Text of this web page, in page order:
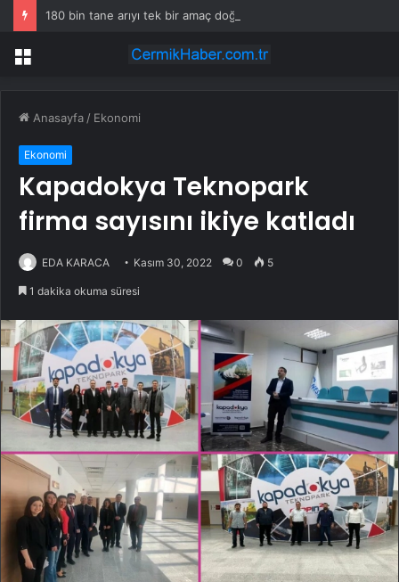
180 bin tane arıyı tek bir amaç doğaya saldılar
Menü
Anasayfa / Ekonomi
Ekonomi
Kapadokya Teknopark
firma sayısını ikiye katladı
EDA KARACA Kasım 30, 2022 0 5
1 dakika okuma süresi